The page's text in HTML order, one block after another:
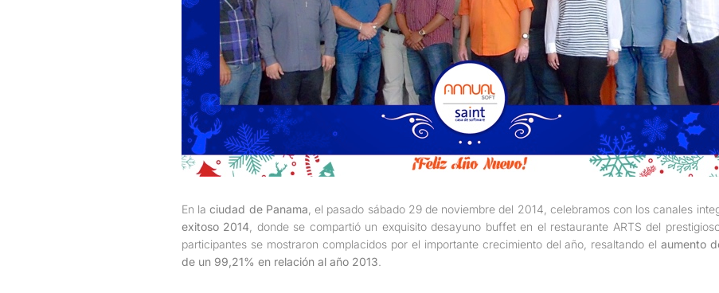
En laciudad de Panama , el pasado sábado 29 de noviembre del 2014, celebramos con los canales
exitoso 2014 , donde se compartió un exquisito desayuno buffet en el restaurante ARTS del
participantes se mostraron complacidos por el importante crecimiento del año, resaltando elaumento
de un 99,21% en relación al año 2013